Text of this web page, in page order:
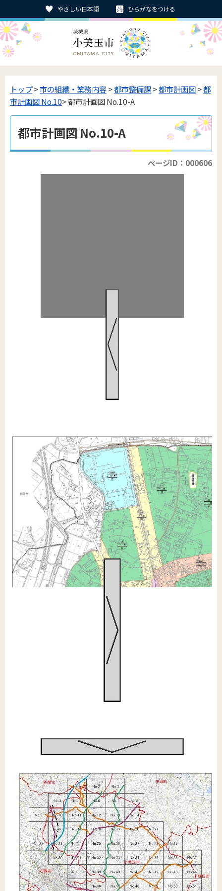
やさしい日本語 ひらがなをつける
トップ>市の組織・業務内容>都市整備課>都市計画図>都
市計画図 No.10> 都市計画図 No.10-A
都市計画図 No.10-A
ページID：000606